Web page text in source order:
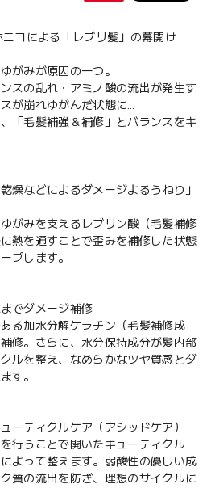
コによる「レブリ髪」の幕開け
がみが原因の一つ。
スの乱れ・アミノ酸の流出が発生す
が崩れゆがんだ状態に…
「毛髪補強＆補修」とバランスをキ
燥などによるダメージよるうねり」
がみを支えるレブリン酸（毛髪補修
熱を通すことで歪みを補修した状態
プします。
でダメージ補修
る加水分解ケラチン（毛髪補修成
修。さらに、水分保持成分が髪内部
ルを整え、なめらかなツヤ質感とダ
す。
ーティクルケア（アシッドケア）
行うことで開いたキューティクル
よって整えます。弱酸性の優しい成
質の流出を防ぎ、理想のサイクルに